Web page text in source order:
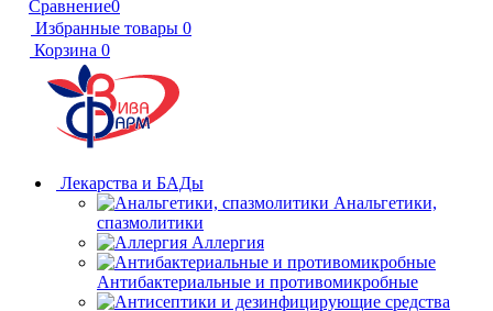
Сравнение0
Избранные товары 0
Корзина 0
Лекарства и БАДы
Анальгетики,
спазмолитики
Аллергия
Антибактериальные и противомикробные